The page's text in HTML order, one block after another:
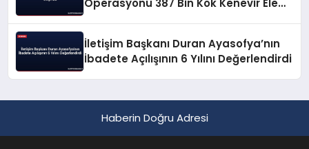
Operasyonu 387 Bin Kök Kenevir Ele
İletişim Başkanı Duran Ayasofya’nın
İbadete Açılışının 6 Yılını Değerlendirdi
Haberin Doğru Adresi